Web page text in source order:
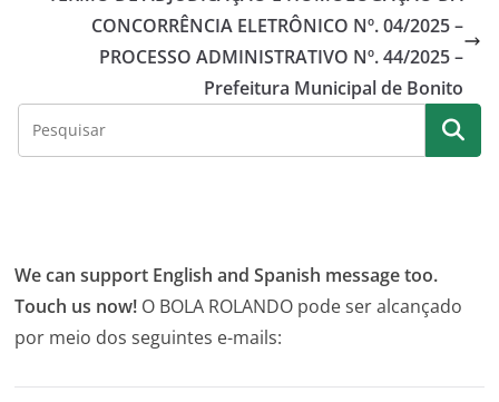
CONCORRÊNCIA ELETRÔNICO Nº. 04/2025 –
PROCESSO ADMINISTRATIVO Nº. 44/2025 –
Prefeitura Municipal de Bonito
We can support English and Spanish message too.
Touch us now! O BOLA ROLANDO pode ser alcançado
por meio dos seguintes e-mails: